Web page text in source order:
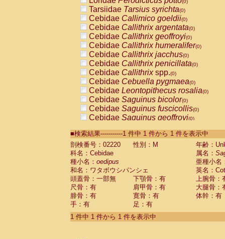
(0)
Tarsiidae Tarsius syrichta(0)
Cebidae Callimico goeldii(0)
Cebidae Callithrix argentata(0)
Cebidae Callithrix geoffroyi(0)
Cebidae Callithrix humeralifer(0)
Cebidae Callithrix jacchus(0)
Cebidae Callithrix penicillata(0)
Cebidae Callithrixspp.(0)
Cebidae Cebuella pygmaea(0)
Cebidae Leontopithecus rosalia(0)
Cebidae Saguinus bicolor(0)
Cebidae Saguinus fuscicollis(0)
Cebidae Saguinus geoffroyi(0)
CebidaeSaguinus labiatus(0)
Cebidae Saguinus leucopus (0)
Cebidae
Cebidae
CebidaeSaguinus nigricollis (0)
Cebidae Saguinus oedipus
Cebidae Saguinus weddelli
Cebidae Saguinusspp.
Cebidae Aotus trivirgatus
Cebidae Cebus albifrons
■検索結果-----------1 件中 1 件から 1 件を表示中
剖検番号：02220
性別：M
年齢：
科名：Cebidae
属名：
種小名： oedipus
亜種小名
和名：ワタボウシパンシェ
英名：
頭蓋骨：一部無
下顎骨：有
上腕骨：
尺骨：有
肩甲骨：有
大腿骨：
腓骨：有
寛骨：有
体幹：有
手：有
足：有
1 件中 1 件から 1 件を表示中